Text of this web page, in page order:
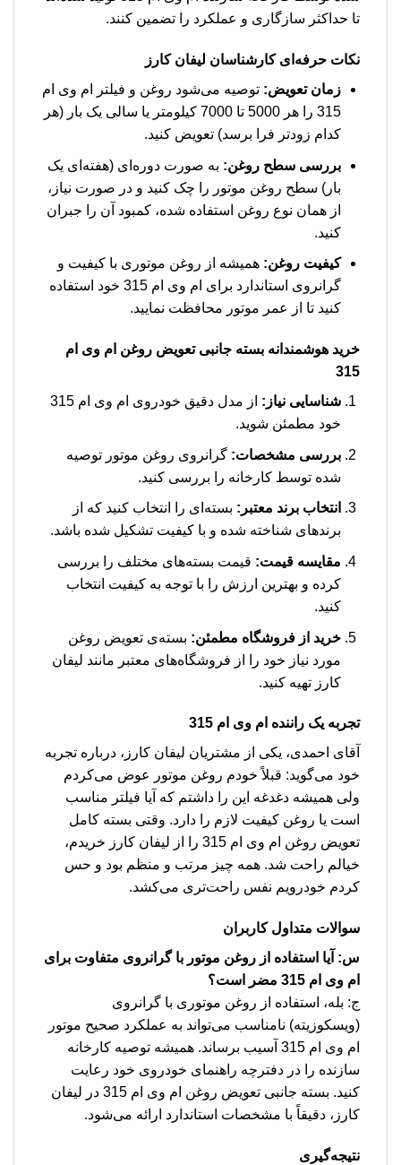
تا حداکثر سازگاری و عملکرد را تضمین کنند.
نکات حرفه‌ای کارشناسان لیفان کارز
زمان تعویض: توصیه می‌شود روغن و فیلتر ام وی ام
315 را هر 5000 تا 7000 کیلومتر یا سالی یک بار (هر
کدام زودتر فرا برسد) تعویض کنید.
بررسی سطح روغن: به صورت دوره‌ای (هفته‌ای یک
بار) سطح روغن موتور را چک کنید و در صورت نیاز،
از همان نوع روغن استفاده شده، کمبود آن را جبران
کنید.
کیفیت روغن: همیشه از روغن موتوری با کیفیت و
گرانروی استاندارد برای ام وی ام 315 خود استفاده
کنید تا از عمر موتور محافظت نمایید.
خرید هوشمندانه بسته جانبی تعویض روغن ام وی ام
315
شناسایی نیاز:
از مدل دقیق خودروی ام وی ام 315
خود مطمئن شوید.
بررسی مشخصات: گرانروی روغن موتور توصیه
شده توسط کارخانه را بررسی کنید.
انتخاب برند معتبر: بسته‌ای را انتخاب کنید که از
برندهای شناخته شده و با کیفیت تشکیل شده باشد.
مقایسه قیمت: قیمت بسته‌های مختلف را بررسی
کرده و بهترین ارزش را با توجه به کیفیت انتخاب
کنید.
خرید از فروشگاه مطمئن: بسته‌ی تعویض روغن
مورد نیاز خود را از فروشگاه‌های معتبر مانند لیفان
کارز تهیه کنید.
تجربه یک راننده ام وی ام 315
آقای احمدی، یکی از مشتریان لیفان کارز، درباره تجربه
خود می‌گوید: قبلاً خودم روغن موتور عوض می‌کردم
ولی همیشه دغدغه این را داشتم که آیا فیلتر مناسب
است یا روغن کیفیت لازم را دارد. وقتی بسته کامل
تعویض روغن ام وی ام 315 را از لیفان کارز خریدم،
خیالم راحت شد. همه چیز مرتب و منظم بود و حس
کردم خودرویم نفس راحت‌تری می‌کشد.
سوالات متداول کاربران
س: آیا استفاده از روغن موتور با گرانروی متفاوت برای
ام وی ام 315 مضر است؟
ج: بله، استفاده از روغن موتوری با گرانروی
(ویسکوزیته) نامناسب می‌تواند به عملکرد صحیح موتور
ام وی ام 315 آسیب برساند. همیشه توصیه کارخانه
سازنده را در دفترچه راهنمای خودروی خود رعایت
کنید. بسته جانبی تعویض روغن ام وی ام 315 در لیفان
کارز، دقیقاً با مشخصات استاندارد ارائه می‌شود.
نتیجه‌گیری